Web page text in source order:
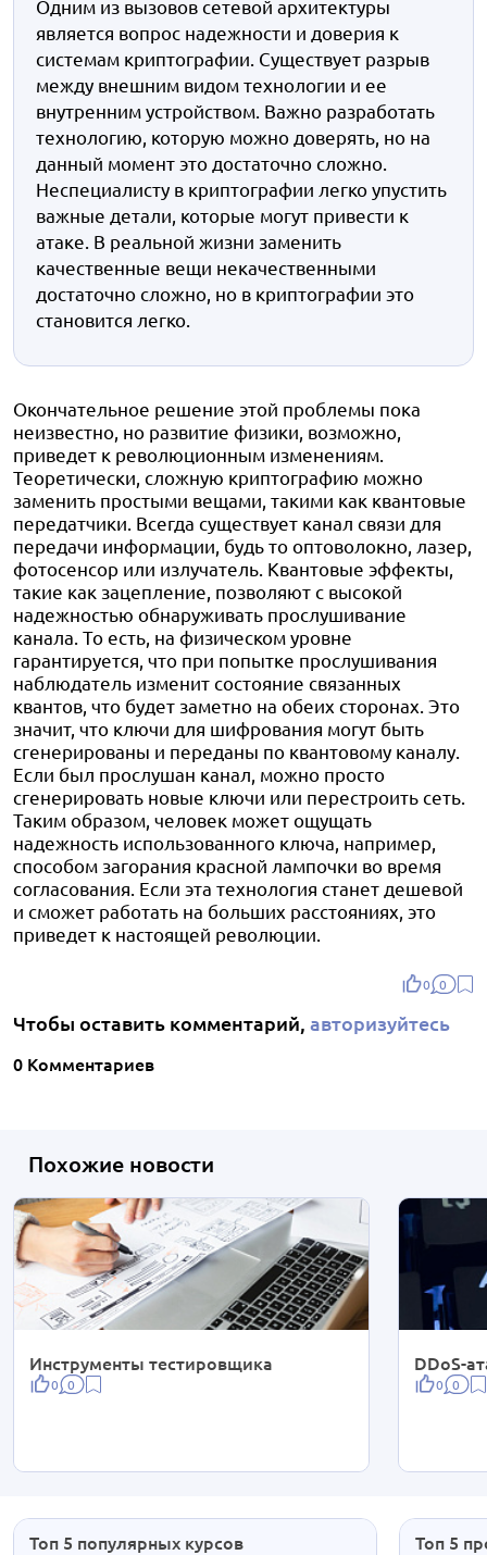
Одним из вызовов сетевой архитектуры
является вопрос надежности и доверия к
системам криптографии. Существует разрыв
между внешним видом технологии и ее
внутренним устройством. Важно разработать
технологию, которую можно доверять, но на
данный момент это достаточно сложно.
Неспециалисту в криптографии легко упустить
важные детали, которые могут привести к
атаке. В реальной жизни заменить
качественные вещи некачественными
достаточно сложно, но в криптографии это
становится легко.
Окончательное решение этой проблемы пока
неизвестно, но развитие физики, возможно,
приведет к революционным изменениям.
Теоретически, сложную криптографию можно
заменить простыми вещами, такими как квантовые
передатчики. Всегда существует канал связи для
передачи информации, будь то оптоволокно, лазер,
фотосенсор или излучатель. Квантовые эффекты,
такие как зацепление, позволяют с высокой
надежностью обнаруживать прослушивание
канала. То есть, на физическом уровне
гарантируется, что при попытке прослушивания
наблюдатель изменит состояние связанных
квантов, что будет заметно на обеих сторонах. Это
значит, что ключи для шифрования могут быть
сгенерированы и переданы по квантовому каналу.
Если был прослушан канал, можно просто
сгенерировать новые ключи или перестроить сеть.
Таким образом, человек может ощущать
надежность использованного ключа, например,
способом загорания красной лампочки во время
согласования. Если эта технология станет дешевой
и сможет работать на больших расстояниях, это
приведет к настоящей революции.
0 0
Чтобы оставить комментарий, авторизуйтесь
0 Комментариев
Похожие новости
Инструменты тестировщика
0 0
DDoS-
0 0
Топ 5 популярных курсов Топ 5